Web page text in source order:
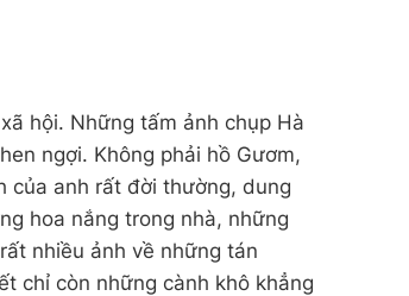
hội. Những tấm ảnh chụp Hà
ngợi. Không phải hồ Gươm,
của anh rất đời thường, dung
hoa nắng trong nhà, những
nhiều ảnh về những tán
chỉ còn những cành khô khẳng